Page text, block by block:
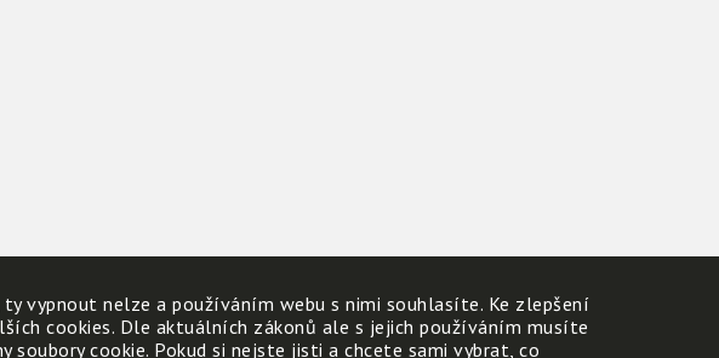
vypnout nelze a používáním webu s nimi souhlasíte. Ke zlepšení
cookies. Dle aktuálních zákonů ale s jejich používáním musíte
cookie. Pokud si nejste jisti a chcete sami vybrat, co